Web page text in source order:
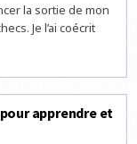
la sortie de mon
Je l’ai coécrit
apprendre et